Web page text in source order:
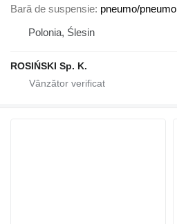
Bară de suspensie pneumo/pneumo
Polonia, Ślesin
ROSIŃSKI Sp. K.